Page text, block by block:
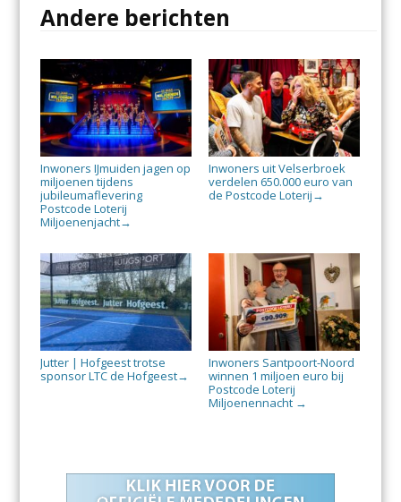
Andere berichten
Inwoners IJmuiden jagen op
miljoenen tijdens
jubileumaflevering
Postcode Loterij
Miljoenenjacht→
Inwoners uit Velserbroek
verdelen 650.000 euro van
de Postcode Loterij →
Jutter | Hofgeest trotse
sponsor LTC de Hofgeest→
Inwoners Santpoort-Noord
winnen 1 miljoen euro bij
Postcode Loterij
Miljoenennacht →